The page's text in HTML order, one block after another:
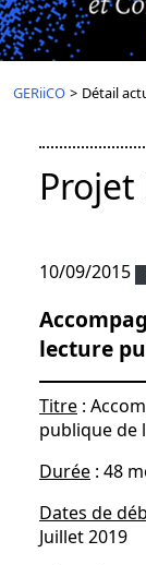
GERiiCO > Détail
10/09/2015
lecture
Titre :
publique de
Durée : 48
Dates de
Juillet 2019